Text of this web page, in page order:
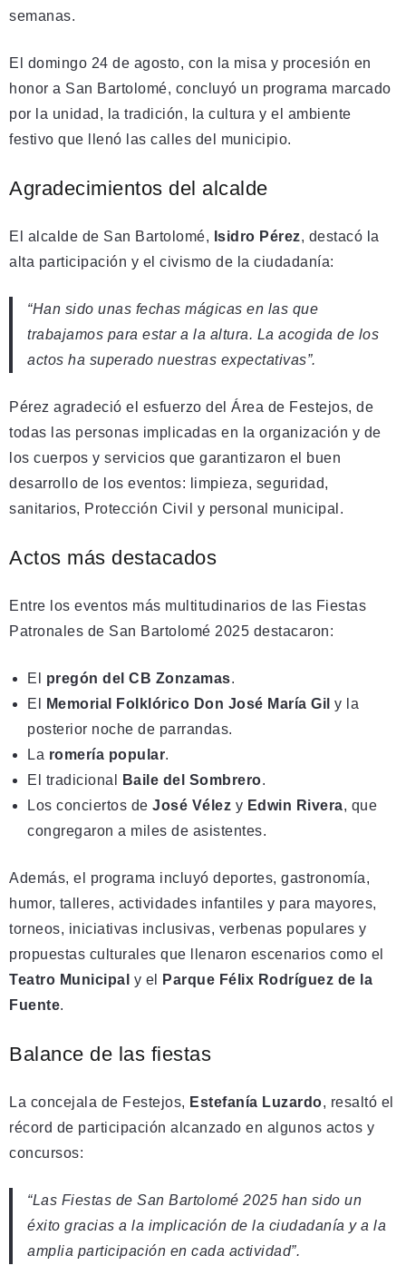
semanas.
El domingo 24 de agosto, con la misa y procesión en
honor a San Bartolomé, concluyó un programa marcado
por la unidad, la tradición, la cultura y el ambiente
festivo que llenó las calles del municipio.
Agradecimientos del alcalde
El alcalde de San Bartolomé, Isidro Pérez, destacó la
alta participación y el civismo de la ciudadanía:
“Han sido unas fechas mágicas en las que
trabajamos para estar a la altura. La acogida de los
actos ha superado nuestras expectativas”.
Pérez agradeció el esfuerzo del Área de Festejos, de
todas las personas implicadas en la organización y de
los cuerpos y servicios que garantizaron el buen
desarrollo de los eventos: limpieza, seguridad,
sanitarios, Protección Civil y personal municipal.
Actos más destacados
Entre los eventos más multitudinarios de las Fiestas
Patronales de San Bartolomé 2025 destacaron:
El pregón del CB Zonzamas.
El
Memorial Folklórico Don José María Gil y la
posterior noche de parrandas.
La romería popular.
El tradicional
Baile del Sombrero.
Los conciertos de José Vélez y Edwin Rivera, que
congregaron a miles de asistentes.
Además, el programa incluyó deportes, gastronomía,
humor, talleres, actividades infantiles y para mayores,
torneos, iniciativas inclusivas, verbenas populares y
propuestas culturales que llenaron escenarios como el
Teatro Municipal y el
Parque Félix Rodríguez de la
Fuente.
Balance de las fiestas
La concejala de Festejos, Estefanía Luzardo, resaltó el
récord de participación alcanzado en algunos actos y
concursos:
“Las Fiestas de San Bartolomé 2025 han sido un
éxito gracias a la implicación de la ciudadanía y a la
amplia participación en cada actividad”.